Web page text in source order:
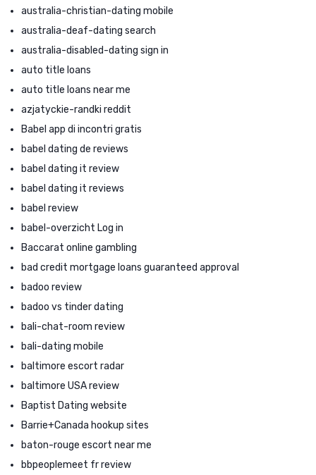
australia-christian-dating mobile
australia-deaf-dating search
australia-disabled-dating sign in
auto title loans
auto title loans near me
azjatyckie-randki reddit
Babel app di incontri gratis
babel dating de reviews
babel dating it review
babel dating it reviews
babel review
babel-overzicht Log in
Baccarat online gambling
bad credit mortgage loans guaranteed approval
badoo review
badoo vs tinder dating
bali-chat-room review
bali-dating mobile
baltimore escort radar
baltimore USA review
Baptist Dating website
Barrie+Canada hookup sites
baton-rouge escort near me
bbpeoplemeet fr review